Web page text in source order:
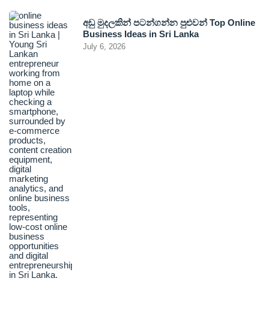
අඩු මුදලකින් පටන්ගන්න පුළුවන් Top Online
Business Ideas in Sri Lanka
July 6, 2026